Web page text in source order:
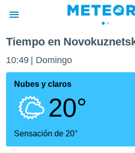
de
ha sido
calidad.
a este
las
Tiempo en
10:49 Domingo
Nubes y claros
20°
Sensación de 20°